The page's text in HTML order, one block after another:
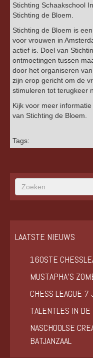
Stichting Schaakschool
Stichting de Bloem.
Stichting de Bloem is
voor vrouwen in
actief is. Doel van
ontmoetingen tussen
door het organiseren
zijn erop gericht om de
stimuleren tot terugkeer
Kijk voor meer
van Stichting de Bloem.
Tags:
LAATSTE NIEUWS
160STE
MUSTAPHA’S
CHESS LEAGUE
TALENTLES IN DE
NASCHOOLSE
BATJANZAAL